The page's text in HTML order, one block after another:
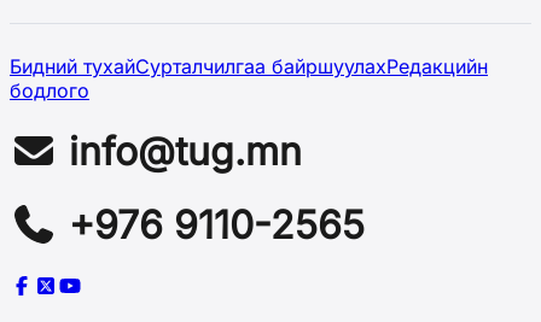
Бидний тухайСурталчилгаа байршуулахРедакцийн
бодлого
info@tug.mn
+976 9110-2565